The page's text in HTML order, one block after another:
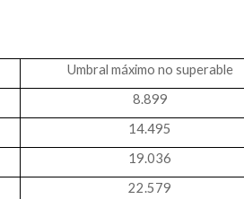
Umbral máximo no superable
8.899
14.495
19.036
22.579